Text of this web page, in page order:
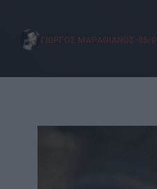
ΓΙΩΡΓΟΣ ΜΑΡΑΘΙΑΝΟΣ 05/